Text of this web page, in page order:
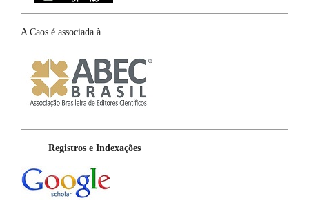
A Caos é associada à
Registros e Indexações